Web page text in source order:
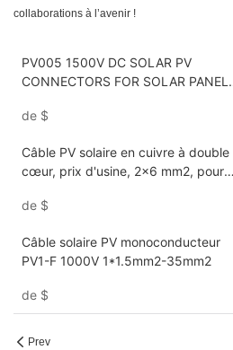
collaborations à l’avenir !
PV005 1500V DC SOLAR PV
CONNECTORS FOR SOLAR PANEL
de $
Câble PV solaire en cuivre à double
cœur, prix d'usine, 2x6 mm2, pour
panneau solaire et fil de câble solaire
de $
Câble solaire PV monoconducteur
PV1-F 1000V 1*1.5mm2-35mm2
de $
Prev